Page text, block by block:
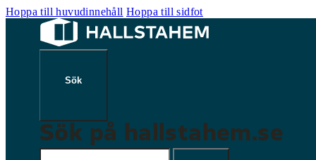
Hoppa till huvudinnehåll Hoppa till sidfot
Sök på hallstahem.se
Sök